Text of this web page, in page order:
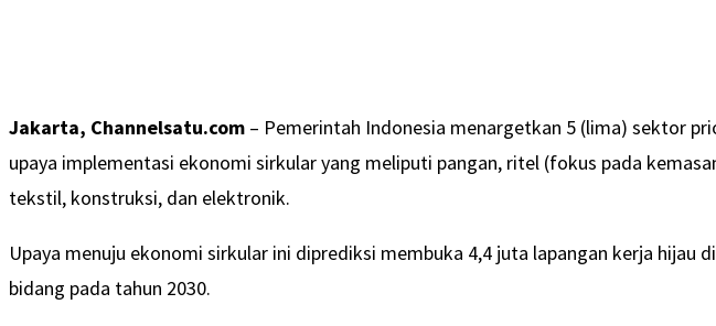
Jakarta, Channelsatu.com – Pemerintah Indonesia menargetkan 5 (lima) sektor
upaya implementasi ekonomi sirkular yang meliputi pangan, ritel (fokus pada
tekstil, konstruksi, dan elektronik.
Upaya menuju ekonomi sirkular ini diprediksi membuka 4,4 juta lapangan kerja hijau
bidang pada tahun 2030.